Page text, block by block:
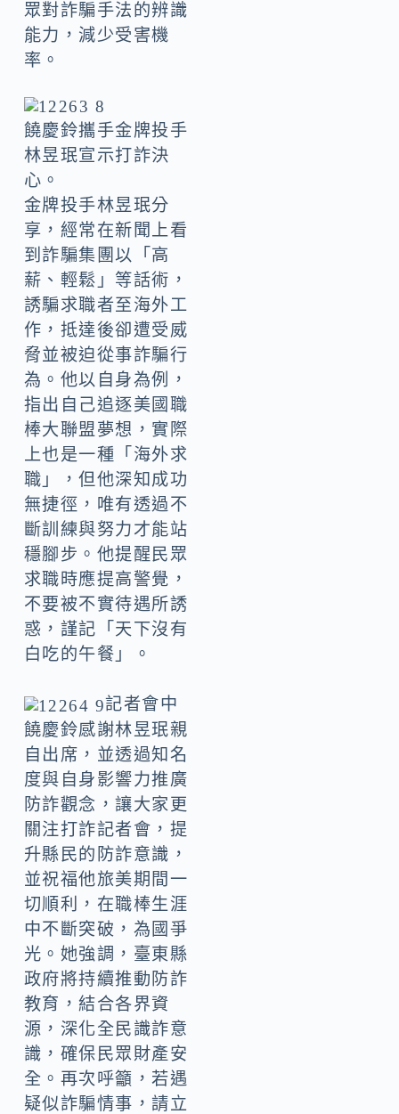
眾對詐騙手法的辨識
能力，減少受害機
率。
饒慶鈴攜手金牌投手
林昱珉宣示打詐決
心。
金牌投手林昱珉分
享，經常在新聞上看
到詐騙集團以「高
薪、輕鬆」等話術，
誘騙求職者至海外工
作，抵達後卻遭受威
脅並被迫從事詐騙行
為。他以自身為例，
指出自己追逐美國職
棒大聯盟夢想，實際
上也是一種「海外求
職」，但他深知成功
無捷徑，唯有透過不
斷訓練與努力才能站
穩腳步。他提醒民眾
求職時應提高警覺，
不要被不實待遇所誘
惑，謹記「天下沒有
白吃的午餐」。
記者會中
饒慶鈴感謝林昱珉親
自出席，並透過知名
度與自身影響力推廣
防詐觀念，讓大家更
關注打詐記者會，提
升縣民的防詐意識，
並祝福他旅美期間一
切順利，在職棒生涯
中不斷突破，為國爭
光。她強調，臺東縣
政府將持續推動防詐
教育，結合各界資
源，深化全民識詐意
識，確保民眾財產安
全。再次呼籲，若遇
疑似詐騙情事，請立